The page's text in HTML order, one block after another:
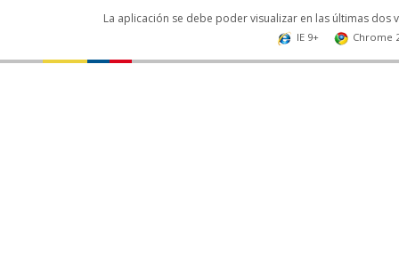
La aplicación se debe poder visualizar en las últimas
IE 9+ Chrome